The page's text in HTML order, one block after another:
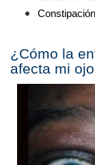
¿Cómo la
afecta mi